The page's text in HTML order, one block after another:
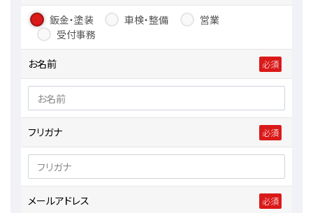
鈑金・塗装 車検・整備
営業
受付事務
お名前
フリガナ
メールアドレス